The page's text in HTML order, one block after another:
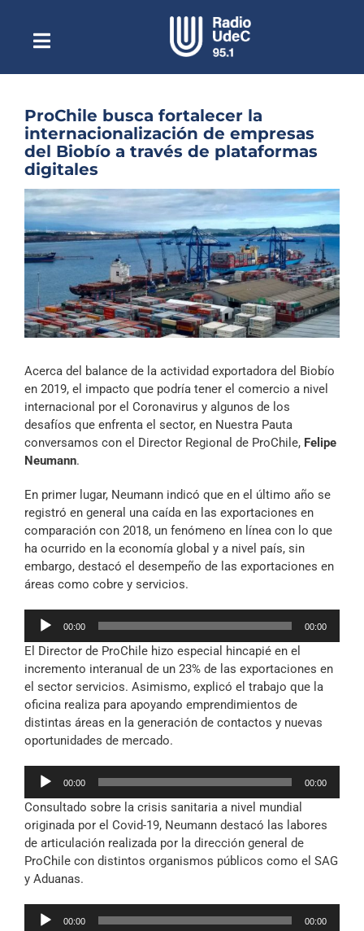
contenidoToggle
NavigationEscuchar Radio UdeC en vivo
Quiénes Somos
Programación
Noticias
Reportajes
Columnas
Música Clásica
Especiales
Archivo Sonoro
ProChile busca fortalecer la
internacionalización de empresas
del Biobío a través de plataformas
digitales
Ver
imagen
más
grande
Acerca del balance de la actividad exportadora del Biobío
en 2019, el impacto que podría tener el comercio a nivel
internacional por el Coronavirus y algunos de los
desafíos que enfrenta el sector, en Nuestra Pauta
conversamos con el Director Regional de ProChile, Felipe
Neumann.
En primer lugar, Neumann indicó que en el último año se
registró en general una caída en las exportaciones en
comparación con 2018, un fenómeno en línea con lo que
ha ocurrido en la economía global y a nivel país, sin
embargo, destacó el desempeño de las exportaciones en
áreas como cobre y servicios.
Reproductor
audio
00:00 00:00
El Director de ProChile hizo especial hincapié en el
incremento interanual de un 23% de las exportaciones en
el sector servicios. Asimismo, explicó el trabajo que la
oficina realiza para apoyando emprendimientos de
distintas áreas en la generación de contactos y nuevas
oportunidades de mercado.
Reproductor
audio
00:00 00:00
Consultado sobre la crisis sanitaria a nivel mundial
originada por el Covid-19, Neumann destacó las labores
de articulación realizada por la dirección general de
ProChile con distintos organismos públicos como el SAG
y Aduanas.
Reproductor
00:00 00:00